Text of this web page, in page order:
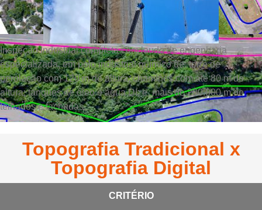
Inspeção Industrial completa com laudo de engenharia
especializada, em polo industrial químico de: torre de
perolação com 120 m de altura; chaminés com até 80 m de
altura; tanques de óleo e água DI; e, mais de 200.000 m de
telhados e fachadas.
Topografia Tradicional x
Topografia Digital
CRITÉRIO